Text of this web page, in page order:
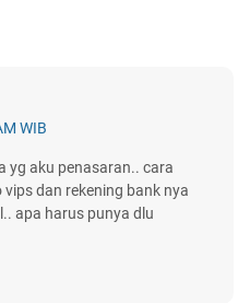
WIB
yg aku penasaran.. cara
dan rekening bank nya
apa harus punya dlu